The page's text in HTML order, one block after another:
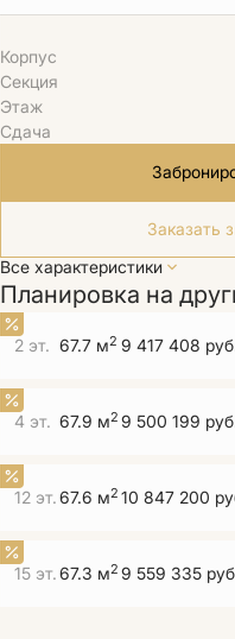
Корпус
Секция
Этаж
Сдача
Заказать
Все характеристики
Планировка на
2 эт. 67.7 м2 9 417 408
4 эт. 67.9 м2 9 500 199
12 эт.67.6 м2 10 847 200
15 эт.67.3 м2 9 559 335